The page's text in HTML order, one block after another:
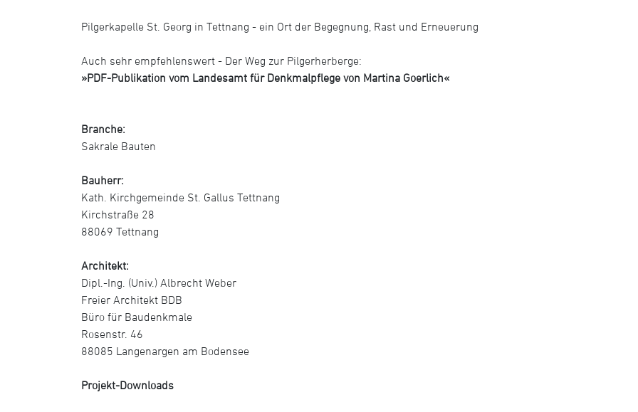
Pilgerkapelle St. Georg in Tettnang - ein Ort der Begegnung, Rast und Erneuerung
Auch sehr empfehlenswert - Der Weg zur Pilgerherberge:
»PDF-Publikation vom Landesamt für Denkmalpflege von Martina Goerlich«
Branche:
Sakrale Bauten
Bauherr:
Kath. Kirchgemeinde St. Gallus Tettnang
Kirchstraße 28
88069 Tettnang
Architekt:
Dipl.-Ing. (Univ.) Albrecht Weber
Freier Architekt BDB
Büro für Baudenkmale
Rosenstr. 46
88085 Langenargen am Bodensee
Projekt-Downloads